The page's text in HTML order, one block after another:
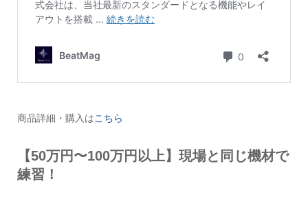
商品詳細・購入はこちら
【50万円〜100万円以上】現場と同じ機材で
練習！